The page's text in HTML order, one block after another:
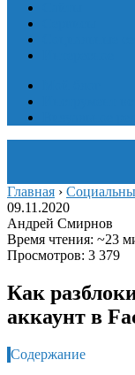
Главная ›
09.11.2020
Андрей Смирнов
Время чтения: ~23
Просмотров: 3 379
Как
аккаунт в
Содержание